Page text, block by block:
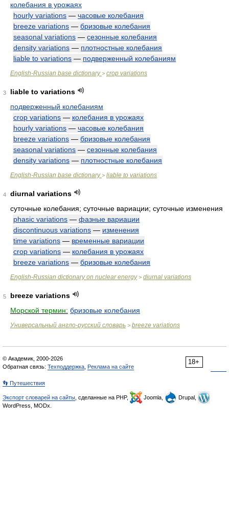
колебания в урожаях
hourly variations — часовые колебания
breeze variations — бризовые колебания
seasonal variations — сезонные колебания
density variations — плотностные колебания
liable to variations — подверженный колебаниям
English-Russian base dictionary> crop variations
3
liable to variations
подверженный колебаниям
crop variations — колебания в урожаях
hourly variations — часовые колебания
breeze variations — бризовые колебания
seasonal variations — сезонные колебания
density variations — плотностные колебания
English-Russian base dictionary> liable to variations
4
diurnal variations
суточные колебания; суточные вариации; суточные изменения
phasic variations — фазные вариации
discontinuous variations — изменения
time variations — временные вариации
crop variations — колебания в урожаях
breeze variations — бризовые колебания
English-Russian dictionary on nuclear energy> diurnal variations
5
breeze variations
Морской термин: бризовые колебания
Универсальный англо-русский словарь > breeze variations
18+
© Академик, 2000-2026
Обратная связь: Техподдержка Реклама на сайте
👣 Путешествия
Экспорт словарей на сайты , сделанные на PHP, Joomla,
Drupal,
WordPress, MODx.